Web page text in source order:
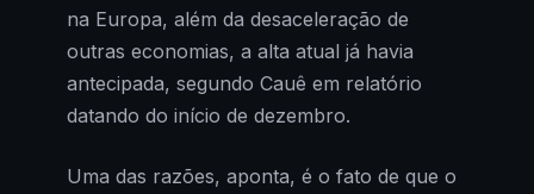
na Europa, além da desaceleração de
outras economias, a alta atual já havia
antecipada, segundo Cauê em relatório
datando do início de dezembro.
Uma das razões, aponta, é o fato de que o